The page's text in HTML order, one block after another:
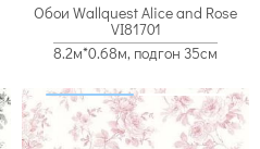
Обои Wallquest Alice and Rose
VI81701
8.2м*0.68м, подгон 35см